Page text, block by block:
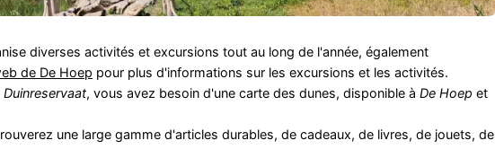
diverses activités et excursions tout au long de l'année, également
de De Hoep pour plus d'informations sur les excursions et les activités.
, vous avez besoin d'une carte des dunes, disponible à De Hoep et
une large gamme d'articles durables, de cadeaux, de livres, de jouets, de